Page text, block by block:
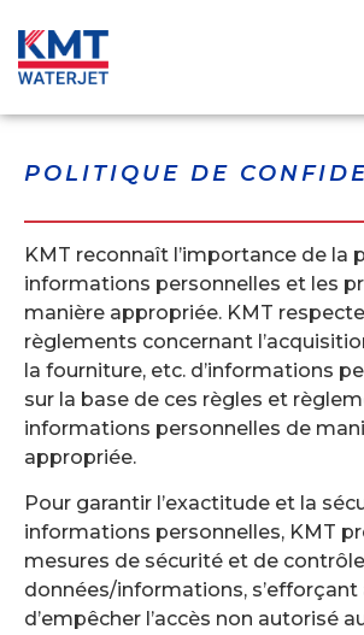
POLITIQUE DE
KMT reconnaît l’importance de la
informations personnelles et les
manière appropriée. KMT
règlements concernant
la fourniture, etc. d’informations
sur la base de ces règles et
informations personnelles de
appropriée.
Pour garantir l’exactitude et la
informations personnelles, KMT
mesures de sécurité et de
données/informations, s’efforçant
d’empêcher l’accès non autorisé